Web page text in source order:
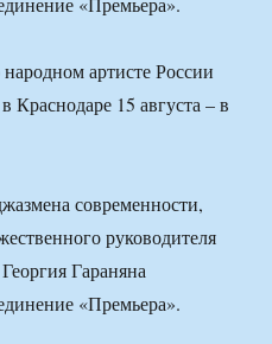
артисте России
Краснодаре 15 августа – в
современности,
руководителя
Гараняна
«Премьера».